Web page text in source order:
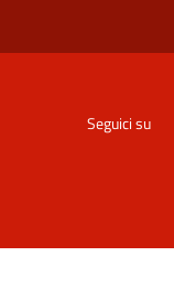
Seguici su